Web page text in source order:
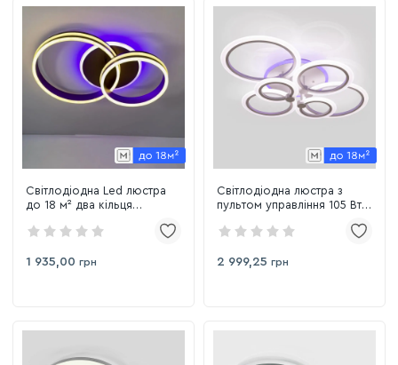
Світлодіодна Led люстра
до 18 м² два кільця
1 935,00 грн
Світлодіодна люстра з
пультом управління 105 Вт
2 999,25 грн